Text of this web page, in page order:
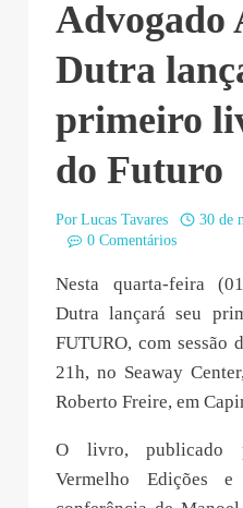
Dutra
primeiro
do Futuro
Por Lucas Tavares
30 de
0 Comentários
Nesta quarta-feira
Dutra lançará seu
FUTURO, com sessão
21h, no Seaway
Roberto Freire, em
O livro, publicado
Vermelho Edições